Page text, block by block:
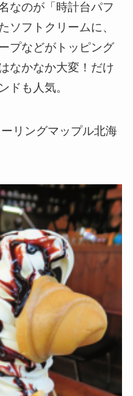
なのが「時計台パフ
ソフトクリームに、
プなどがトッピング
なかなか大変！だけ
ドも人気。
リングマップル北海